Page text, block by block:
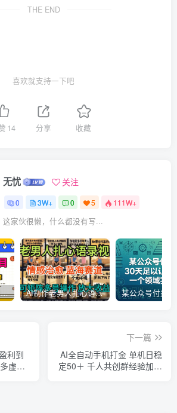
THE END
喜欢就支持一下吧
14 分享 收藏
无忧 关注
0 3W+ 0 5 111W+
这家伙很懒，什么都没有写...
游戏高利润项目，日收益1k+，全自动，无需值守，解放双手，小白轻松上手【揭秘】 AI制作老男人扎心语录，5分钟一条，操作简单，流量非常大，保姆级教程
利到
虚拟
下一篇
AI全自动手机打金 单机日稳
定50＋ 千人共创群经验加持